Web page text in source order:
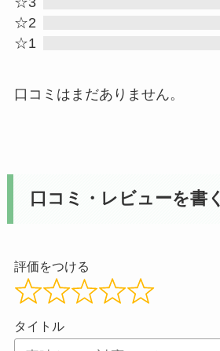
☆2
☆1
口コミはまだありません。
口コミ・レビューを書く
評価をつける
タイトル